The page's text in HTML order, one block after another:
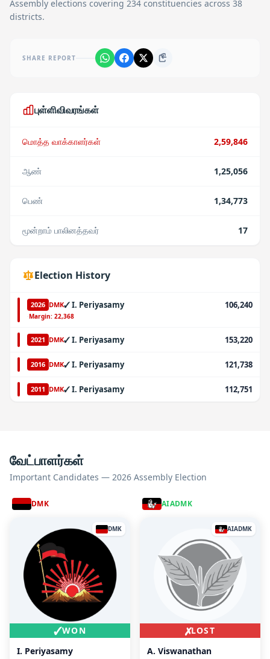
Assembly elections covering 234 constituencies across 38
districts.
SHARE REPORT
புள்ளிவிவரங்கள்
மொத்த வாக்காளர்கள் 2,59,846
ஆண் 1,25,056
பெண் 1,34,773
மூன்றாம் பாலினத்தவர் 17
Election History
2026 DMK✓I. Periyasamy 106,240
·Margin: 22,368
2021 DMK✓I. Periyasamy 153,220
2016 DMK✓I. Periyasamy 121,738
2011 DMK✓I. Periyasamy 112,751
வேட்பாளர்கள்
Important Candidates — 2026 Assembly Election
DMK
✓WON
DMK
I. Periyasamy
AIADMK
✗LOST
AIADMK
A. Viswanathan